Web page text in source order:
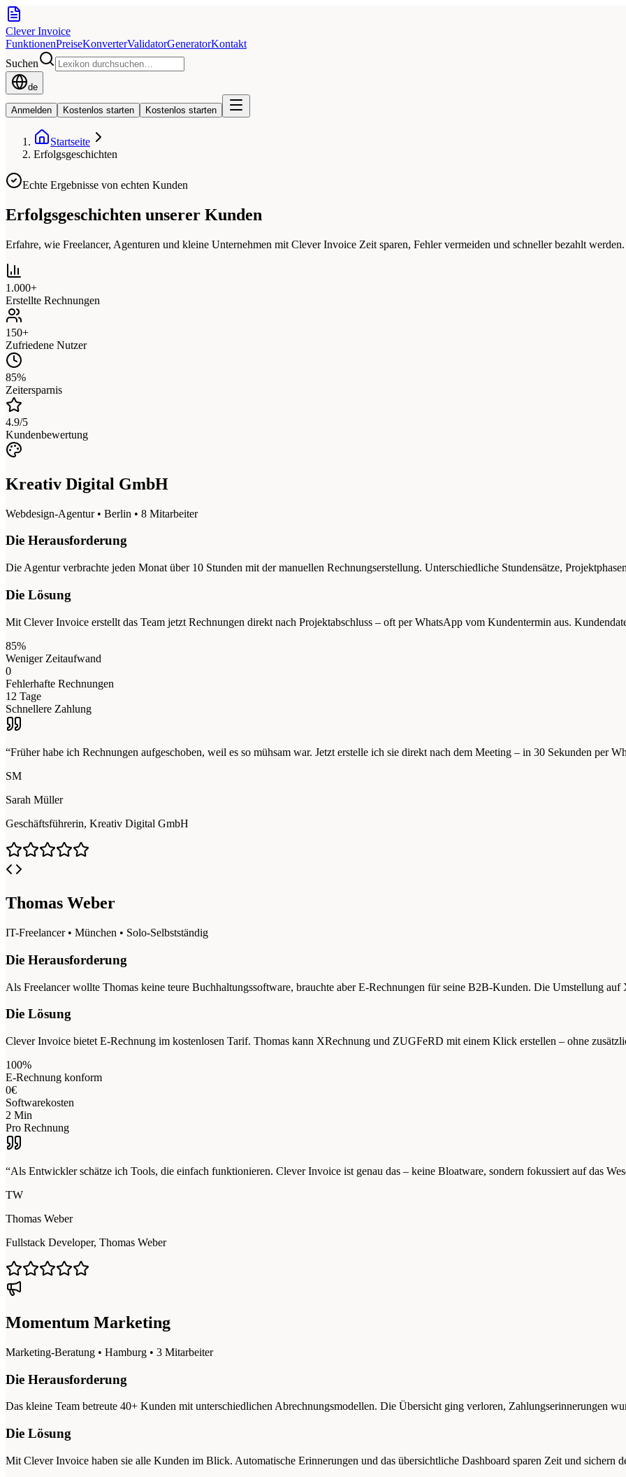
Clever Invoice
FunktionenPreiseKonverterValidatorGeneratorKontakt
Suchen
de
Anmelden Kostenlos starten Kostenlos starten
Startseite
Erfolgsgeschichten
Echte Ergebnisse von echten Kunden
Erfolgsgeschichten unserer Kunden
Erfahre, wie Freelancer, Agenturen und kleine Unternehmen mit Clever Invoice Zeit sparen, Fehler vermeiden und schneller bezahlt werden.
1.000+
Erstellte Rechnungen
150+
Zufriedene Nutzer
85%
Zeitersparnis
4.9/5
Kundenbewertung
Kreativ Digital GmbH
Webdesign-Agentur • Berlin • 8 Mitarbeiter
Die Herausforderung
Die Agentur verbrachte jeden Monat über 10 Stunden mit der manuellen Rechnungserstellung. Unterschiedliche Stundensätze,
Die Lösung
Mit Clever Invoice erstellt das Team jetzt Rechnungen direkt nach Projektabschluss – oft per WhatsApp vom Kundentermin aus.
85%
Weniger Zeitaufwand
0
Fehlerhafte Rechnungen
12 Tage
Schnellere Zahlung
“Früher habe ich Rechnungen aufgeschoben, weil es so mühsam war. Jetzt erstelle ich sie direkt nach dem Meeting – in 30 Sekunden per
SM
Sarah Müller
Geschäftsführerin, Kreativ Digital GmbH
Thomas Weber
IT-Freelancer • München • Solo-Selbstständig
Die Herausforderung
Als Freelancer wollte Thomas keine teure Buchhaltungssoftware, brauchte aber E-Rechnungen für seine B2B-Kunden. Die Umstellung auf
Die Lösung
Clever Invoice bietet E-Rechnung im kostenlosen Tarif. Thomas kann XRechnung und ZUGFeRD mit einem Klick erstellen – ohne
100%
E-Rechnung konform
0€
Softwarekosten
2 Min
Pro Rechnung
“Als Entwickler schätze ich Tools, die einfach funktionieren. Clever Invoice ist genau das – keine Bloatware, sondern fokussiert auf das
TW
Thomas Weber
Fullstack Developer, Thomas Weber
Momentum Marketing
Marketing-Beratung • Hamburg • 3 Mitarbeiter
Die Herausforderung
Das kleine Team betreute 40+ Kunden mit unterschiedlichen Abrechnungsmodellen. Die Übersicht ging verloren, Zahlungserinnerungen
Die Lösung
Mit Clever Invoice haben sie alle Kunden im Blick. Automatische Erinnerungen und das übersichtliche Dashboard sparen Zeit und sichern